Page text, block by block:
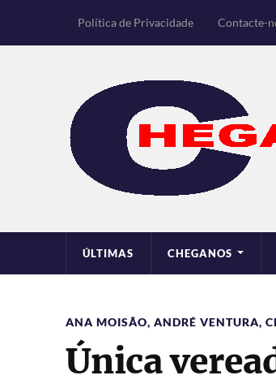
Política de Privacidade Contacte-
ÚLTIMAS CHEGANOS
ANA MOISÃO, ANDRÉ VENTURA,
Única